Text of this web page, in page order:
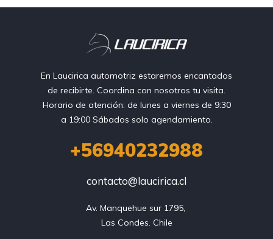
En Laucirica automotriz estaremos encantados
de recibirte. Coordina con nosotros tu visita.
Horario de atención: de lunes a viernes de 9:30
a 19:00 Sábados solo agendamiento.
+56940232988
contacto@laucirica.cl
Av. Manquehue sur 1795,
Las Condes. Chile